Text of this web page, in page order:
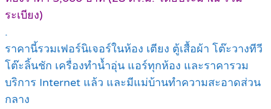
ระเบียง)
.
ราคานี้รวมเฟอร์นิเจอร์ในห้อง เตียง ตู้เสื้อผ้า โต๊ะวางทีวี
โต๊ะลิ้นชัก เครื่องทำน้ำอุ่น แอร์ทุกห้อง และราคารวม
บริการ Internet แล้ว และมีแม่บ้านทำความสะอาดส่วน
กลาง